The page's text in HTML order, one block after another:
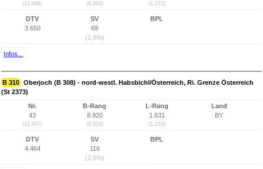
(12.446) (6.893) (1.271)
DTV
3.650
SV
69
(1,9%)
BPL
Infos...
B 310 Oberjoch (B 308) - nord-westl. Habsbichl/Österreich, Ri. Grenze Österreich
(St 2373)
Nr.
43
(12.457)
B-Rang
8.920
(6.519)
L-Rang
1.631
(1.218)
Land
BY
DTV
4.464
SV
116
(2,6%)
BPL